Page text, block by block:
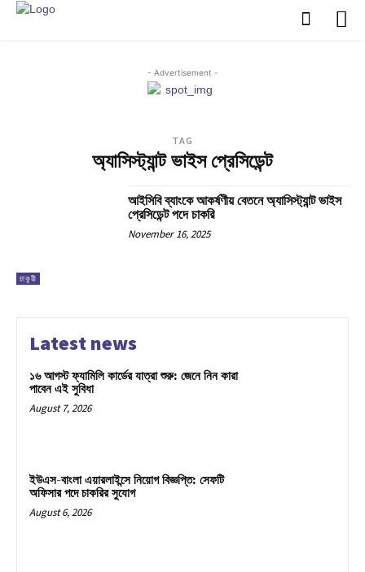
- Advertisement -
TAG
অ্যাসিস্ট্যান্ট ভাইস প্রেসিডেন্ট
চাকুরী
আইসিবি ব্যাংকে আকর্ষণীয় বেতনে অ্যাসিস্ট্যান্ট ভাইস
প্রেসিডেন্ট পদে চাকরি
November 16, 2025
Latest news
১৬ আগস্ট ফ্যামিলি কার্ডের যাত্রা শুরু: জেনে নিন কারা
পাবেন এই সুবিধা
August 7, 2026
ইউএস-বাংলা এয়ারলাইন্সে নিয়োগ বিজ্ঞপ্তি: সেফটি
অফিসার পদে চাকরির সুযোগ
August 6, 2026